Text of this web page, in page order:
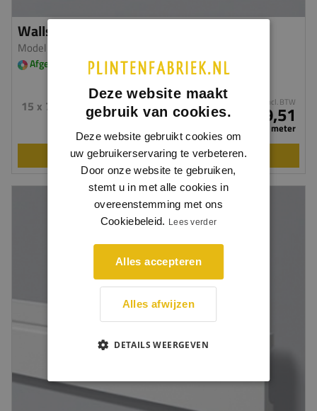
Wallstyl FD7
Model WS04
Afgelakt in meerdere kleuren leverbaar
15 x 70 mm incl. BTW
€ 9,51
per meter
BEKIJKEN
Deze website maakt
gebruik van cookies.
Deze website gebruikt cookies om
uw gebruikerservaring te verbeteren.
Door onze website te gebruiken,
stemt u in met alle cookies in
overeenstemming met ons
Cookiebeleid. Lees verder
Alles accepteren
Alles afwijzen
DETAILS WEERGEVEN